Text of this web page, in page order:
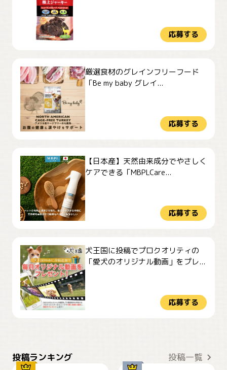
応募する
厳選食材のグレインフリーフード
「Be my baby グレイ...
応募する
【日本産】天然由来成分でやさしく
ケアできる「MBPLCare...
応募する
犬王国に投稿でプロクオリティの
「愛犬のオリジナル動画」をプレ...
応募する
投稿ランキング 投稿一覧